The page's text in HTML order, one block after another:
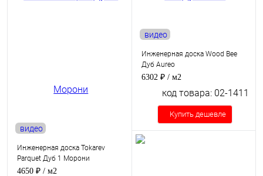
видео
Инженерная доска Tokarev
Parquet Дуб 1 Морони
4650 ₽ / м2
видео
Инженерная доска Wood Bee
Дуб Aureo
6302 ₽ / м2
код товара: 02-1411
Купить дешевле